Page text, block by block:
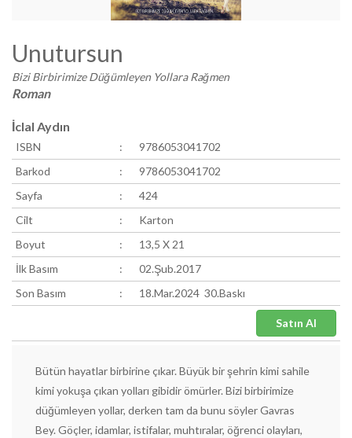
Unutursun
Bizi Birbirimize Düğümleyen Yollara Rağmen
Roman
İclal Aydın
ISBN :
9786053041702
Barkod
:
9786053041702
Sayfa
:
424
Cilt
:
Karton
Boyut
:
13,5 X 21
İlk Basım
:
02.Şub.2017
Son Basım
: 18.Mar.2024 30.Baskı
Bütün hayatlar birbirine çıkar. Büyük bir şehrin kimi sahile
kimi yokuşa çıkan yolları gibidir ömürler. Bizi birbirimize
düğümleyen yollar, derken tam da bunu söyler Gavras
Bey. Göçler, idamlar, istifalar, muhtıralar, öğrenci olayları,